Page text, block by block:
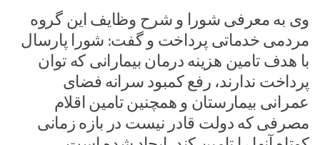
وی به معرفی شورا و شرح وظایف این گروه
مردمی خدماتی پرداخت و گفت: شورا پارسال
با هدف تامین هزینه درمان بیمارانی که توان
پرداخت ندارند، رفع کمبود سرانه فضای
عمرانی بیمارستان و همچنین تامین اقلام
مصرفی که دولت قادر نیست در بازه زمانی